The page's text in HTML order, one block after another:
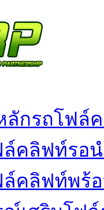
ลักรถโฟล์
คลิฟท์รอน
ล์คลิฟท์พร้